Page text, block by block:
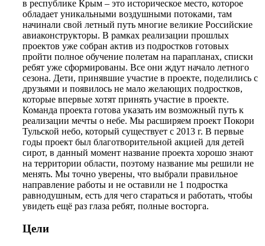
в республике Крым – это историческое место, которое
обладает уникальными воздушными потоками, там
начинали свой летный путь многие великие Российские
авиаконструкторы. В рамках реализации прошлых
проектов уже собран актив из подростков готовых
пройти полное обучение полетам на парапланах, списки
ребят уже сформированы. Все они ждут начало летного
сезона. Дети, принявшие участие в проекте, поделились с
друзьями и появилось не мало желающих подростков,
которые впервые хотят принять участие в проекте.
Команда проекта готова указать им возможный путь к
реализации мечты о небе. Мы расширяем проект Покори
Тульской небо, который существует с 2013 г. В первые
годы проект был благотворительной акцией для детей
сирот, в данный момент название проекта хорошо знают
на территории области, поэтому название мы решили не
менять. Мы точно уверены, что выбрали правильное
направление работы и не оставили не 1 подростка
равнодушным, есть для чего стараться и работать, чтобы
увидеть ещё раз глаза ребят, полные восторга.
Цели